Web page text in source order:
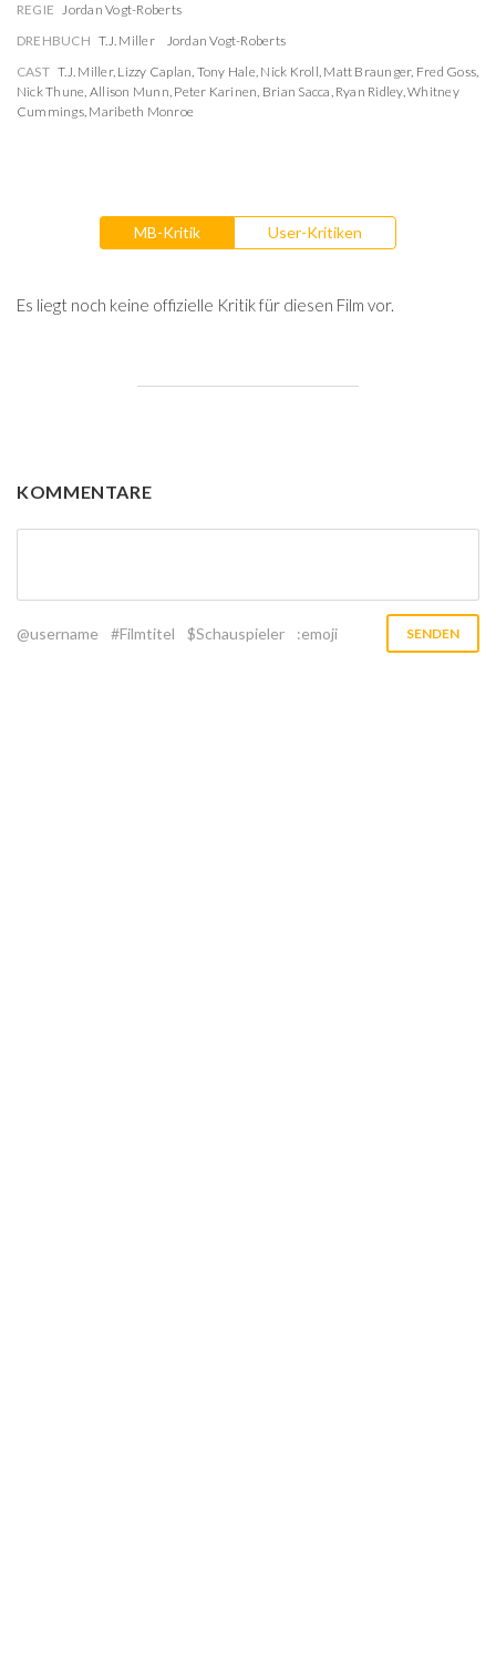
REGIE Jordan Vogt-Roberts
DREHBUCH T.J. Miller
Jordan Vogt-Roberts
CAST T.J. Miller, Lizzy Caplan, Tony Hale, Nick Kroll, Matt Braunger, Fred Goss,
Nick Thune, Allison Munn, Peter Karinen, Brian Sacca, Ryan Ridley,Whitney
Cummings, Maribeth Monroe
MB-Kritik User-Kritiken
Es liegt noch keine offizielle Kritik für diesen Film vor.
KOMMENTARE
@username #Filmtitel $Schauspieler :emoji